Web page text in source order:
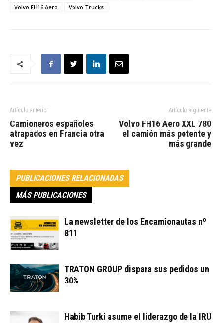
Volvo FH16 Aero
Volvo Trucks
Artículo anterior
Camioneros españoles
atrapados en Francia otra
vez
Artículo siguiente
Volvo FH16 Aero XXL 780
el camión más potente y
más grande
PUBLICACIONES RELACIONADAS
MÁS PUBLICACIONES
La newsletter de los Encamionautas nº
811
TRATON GROUP dispara sus pedidos un
30%
Habib Turki asume el liderazgo de la IRU